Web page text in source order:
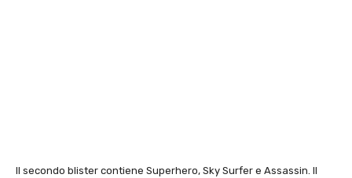
Il secondo blister contiene Superhero, Sky Surfer e Assassin. Il